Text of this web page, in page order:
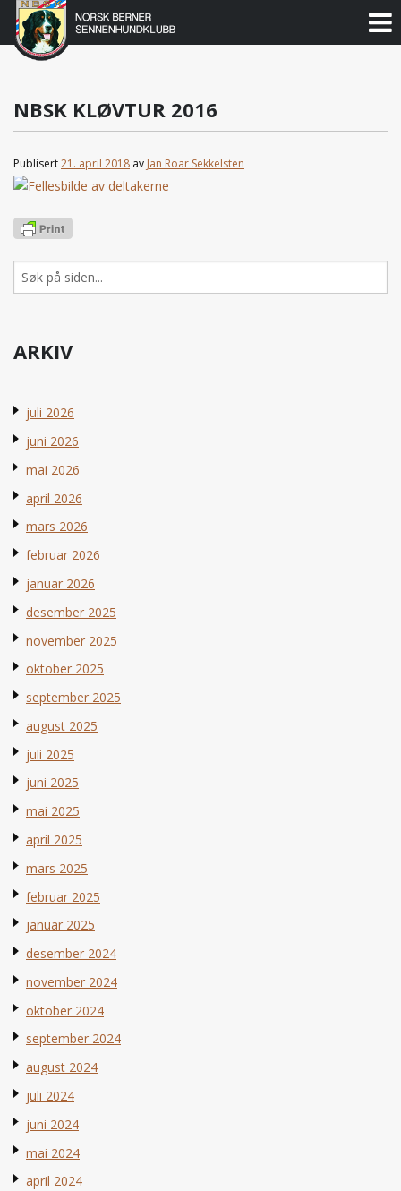
Gå
Norsk
Berner
Sennenhundklubb
NBSK KLØVTUR 2016
Publisert21. april 2018 av Jan Roar Sekkelsten
etter:
ARKIV
juli 2026
juni 2026
mai 2026
april 2026
mars 2026
februar 2026
januar 2026
desember 2025
november 2025
oktober 2025
september 2025
august 2025
juli 2025
juni 2025
mai 2025
april 2025
mars 2025
februar 2025
januar 2025
desember 2024
november 2024
oktober 2024
september 2024
august 2024
juli 2024
juni 2024
mai 2024
april 2024